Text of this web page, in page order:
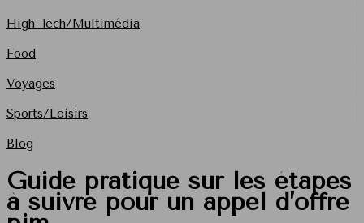
High-Tech/Multimédia
Food
Voyages
Sports/Loisirs
Blog
Guide pratique sur les étapes
à suivre pour un appel d’offre